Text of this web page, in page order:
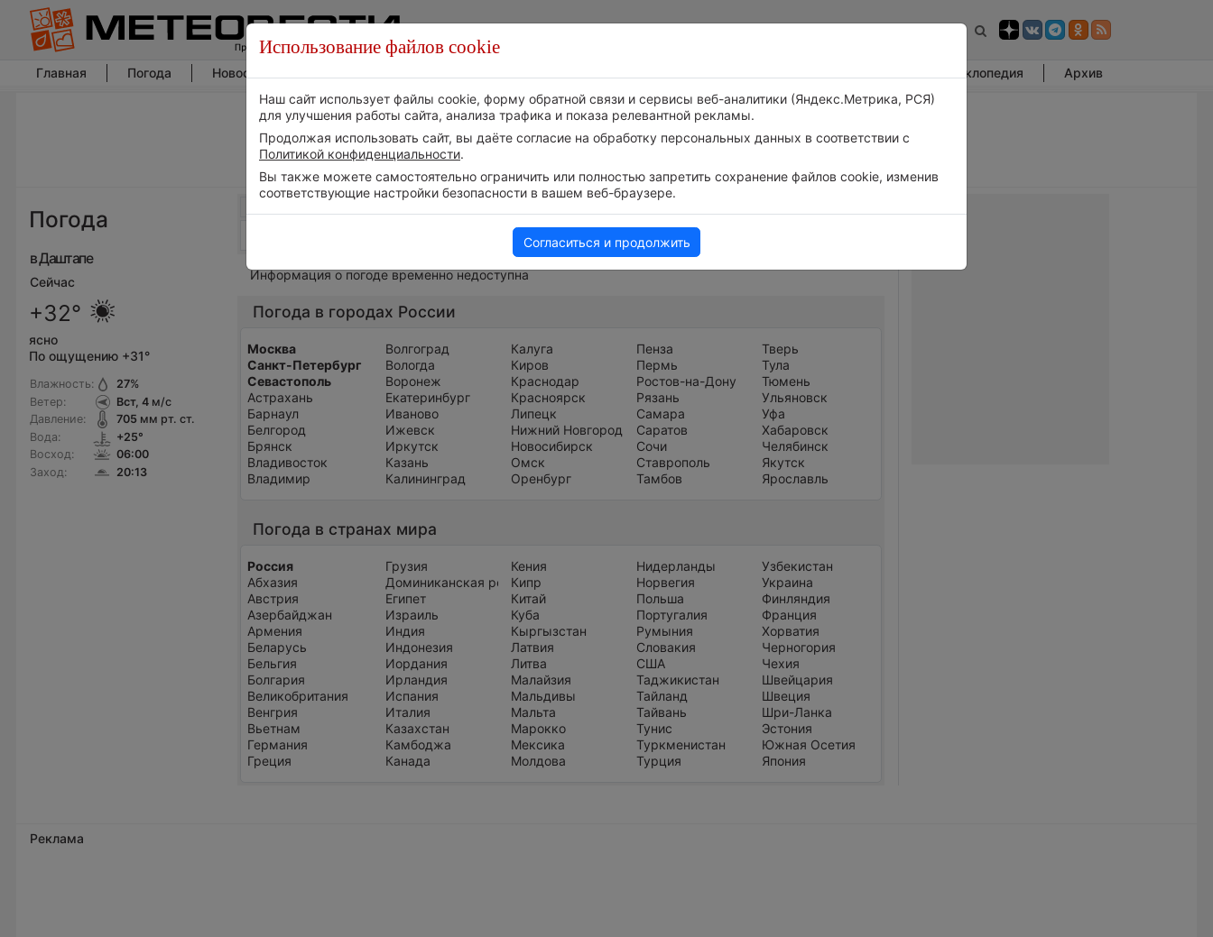
Главная Погода Новости погоды Энциклопедия Архив
Погода
в Даштапе
Сейчас
+32°
ясно
По ощущению +31°
Влажность:
Ветер:
Давление:
Вода:
Восход:
Заход:
27%
Вст, 4м/с
705 мм рт. ст.
+25°
06:00
20:13
Информация о погоде временно недоступна
Погода в городах России
Москва
Санкт-Петербург
Севастополь
Астрахань
Барнаул
Белгород
Брянск
Владивосток
Владимир
Волгоград
Вологда
Воронеж
Екатеринбург
Иваново
Ижевск
Иркутск
Казань
Калининград
Калуга
Киров
Краснодар
Красноярск
Липецк
Нижний Новгород
Новосибирск
Омск
Оренбург
Пенза
Пермь
Ростов-на-Дону
Рязань
Самара
Саратов
Сочи
Ставрополь
Тамбов
Тверь
Тула
Тюмень
Ульяновск
Уфа
Хабаровск
Челябинск
Якутск
Ярославль
Погода в странах мира
Россия
Абхазия
Австрия
Азербайджан
Армения
Беларусь
Бельгия
Болгария
Великобритания
Венгрия
Вьетнам
Германия
Греция
Грузия
Доминиканская республика
Египет
Израиль
Индия
Индонезия
Иордания
Ирландия
Испания
Италия
Казахстан
Камбоджа
Канада
Кения
Кипр
Китай
Куба
Кыргызстан
Латвия
Литва
Малайзия
Мальдивы
Мальта
Марокко
Мексика
Молдова
Нидерланды
Норвегия
Польша
Португалия
Румыния
Словакия
США
Таджикистан
Тайланд
Тайвань
Тунис
Туркменистан
Турция
Узбекистан
Украина
Финляндия
Франция
Хорватия
Черногория
Чехия
Швейцария
Швеция
Шри-Ланка
Эстония
Южная Осетия
Япония
Реклама
Использование файлов cookie
Наш сайт использует файлы cookie, форму обратной связи и сервисы веб-аналитики (Яндекс.Метрика, РСЯ)
для улучшения работы сайта, анализа трафика и показа релевантной рекламы.
Продолжая использовать сайт, вы даёте согласие на обработку персональных данных в соответствии с
Политикой конфиденциальности.
Вы также можете самостоятельно ограничить или полностью запретить сохранение файлов cookie, изменив
соответствующие настройки безопасности в вашем веб-браузере.
Согласиться и продолжить